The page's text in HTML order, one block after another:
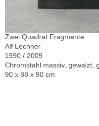
Zwei Quadrat Fragmente
Alf Lechner
1990 / 2009
Chromstahl massiv, gewalzt,
90 x 88 x 90 cm